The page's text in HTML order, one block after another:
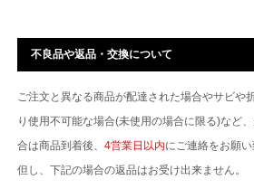
不良品や返品・交換について
ご注文と異なる商品が配達された場合やサビや
り使用不可能な場合(未使用の場合に限る)など
合は商品到着後、 4営業日以内にご連絡をお願い
但し、下記の場合の返品はお受け出来ません。